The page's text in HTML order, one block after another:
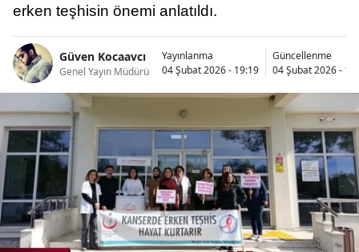
erken teşhisin önemi anlatıldı.
Güven Kocaavcı
Genel Yayın Müdürü
Yayınlanma
04 Şubat 2026 - 19:19
Güncellenme
04 Şubat 2026 -